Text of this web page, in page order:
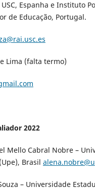
Espanha e Instituto
de Educação, Portugal.
Lima (falta termo)
2022
Mello Cabral Nobre –
Brasil
– Universidade